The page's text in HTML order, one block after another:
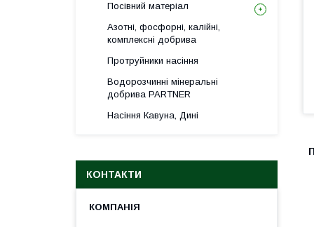
Посівний матеріал
Азотні, фосфорні, калійні,
комплексні добрива
Протруйники насіння
Водорозчинні мінеральні
добрива PARTNER
Насіння Кавуна, Дині
КОНТАКТИ